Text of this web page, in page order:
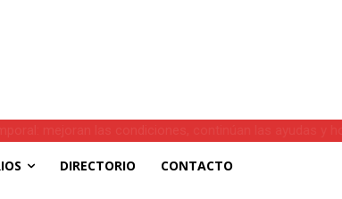
mejoran las condiciones, continúan las ayudas y hoy
DIRECTORIO CONTACTO